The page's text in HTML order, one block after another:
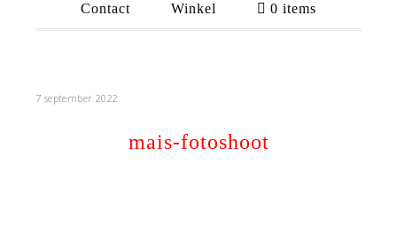
Contact Winkel 0 items
7 september 2022
mais-fotoshoot